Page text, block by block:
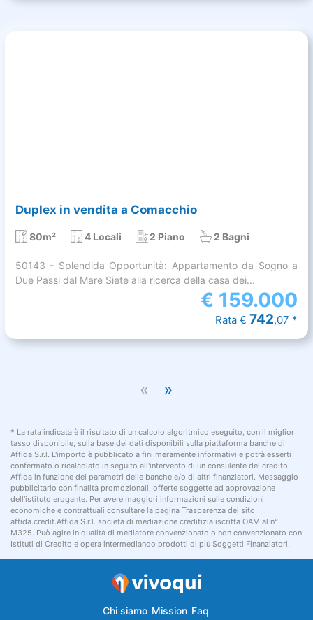
Duplex in vendita a Comacchio
80m² 4 Locali 2 Piano 2 Bagni
50143 - Splendida Opportunità: Appartamento da Sogno a
Due Passi dal Mare Siete alla ricerca della casa dei...
€ 159.000
Rata € 742,07 *
« »
* La rata indicata è il risultato di un calcolo algoritmico eseguito, con il miglior
tasso disponibile, sulla base dei dati disponibili sulla piattaforma banche di
Affida S.r.l. L'importo è pubblicato a fini meramente informativi e potrà esserti
confermato o ricalcolato in seguito all'intervento di un consulente del credito
Affida in funzione dei parametri delle banche e/o di altri finanziatori. Messaggio
pubblicitario con finalità promozionali, offerte soggette ad approvazione
dell'istituto erogante. Per avere maggiori informazioni sulle condizioni
economiche e contrattuali consultare la pagina Trasparenza del sito
affida.credit.Affida S.r.l. società di mediazione creditizia iscritta OAM al n°
M325. Può agire in qualità di mediatore convenzionato o non convenzionato con
Istituti di Credito e opera intermediando prodotti di più Soggetti Finanziatori.
Chi siamo Mission Faq